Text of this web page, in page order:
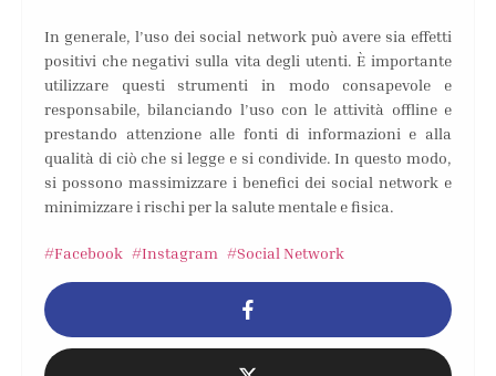
In generale, l’uso dei social network può avere sia effetti
positivi che negativi sulla vita degli utenti. È importante
utilizzare questi strumenti in modo consapevole e
responsabile, bilanciando l’uso con le attività offline e
prestando attenzione alle fonti di informazioni e alla
qualità di ciò che si legge e si condivide. In questo modo,
si possono massimizzare i benefici dei social network e
minimizzare i rischi per la salute mentale e fisica.
Facebook Instagram Social Network